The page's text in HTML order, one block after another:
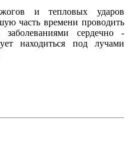
и тепловых ударов
часть времени проводить
сердечно -
находиться под лучами